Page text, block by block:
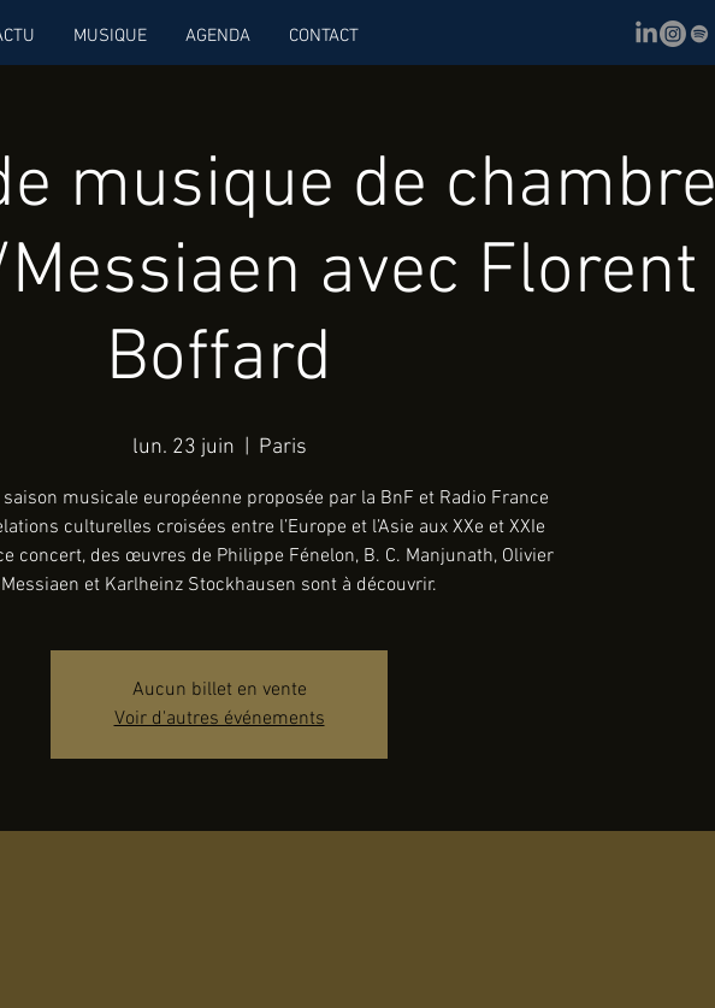
MUSIQUE AGENDA CONTACT
musique de chambre
avec Florent
Boffard
lun. 23 juin Paris
musicale européenne proposée par la BnF et Radio France
culturelles croisées entre l’Europe et l’Asie aux XXe et XXIe
concert, des œuvres de Philippe Fénelon, B. C. Manjunath, Olivier
Messiaen et Karlheinz Stockhausen sont à découvrir.
Aucun billet en vente
Voir d'autres événements